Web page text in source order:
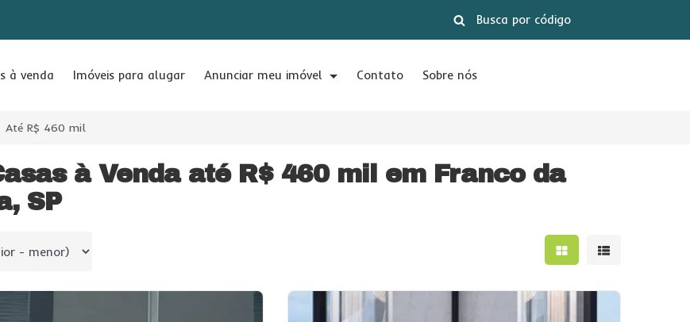
à venda Imóveis para alugar Anunciar meu imóvel Contato Sobre nós
Até R$ 460 mil
à Venda até R$ 460 mil em Franco da
SP
Mostrar resultados
Mostrar